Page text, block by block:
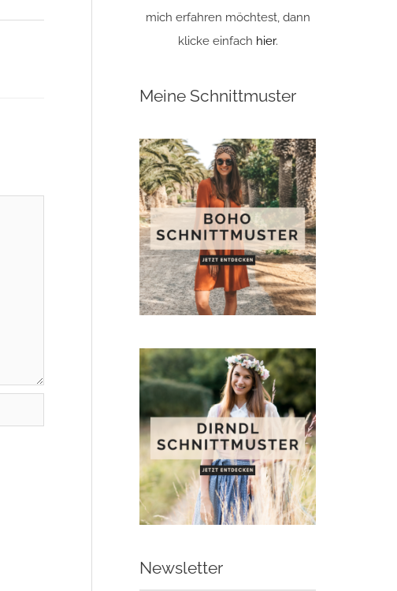
mich erfahren möchtest, dann
klicke einfach hier.
Meine Schnittmuster
Newsletter